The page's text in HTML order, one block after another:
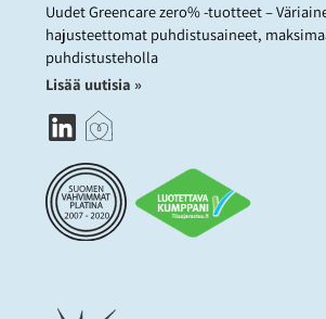
Uudet Greencare zero% -tuotteet –
hajusteettomat puhdistusaineet,
puhdistusteholla
Lisää uutisia »